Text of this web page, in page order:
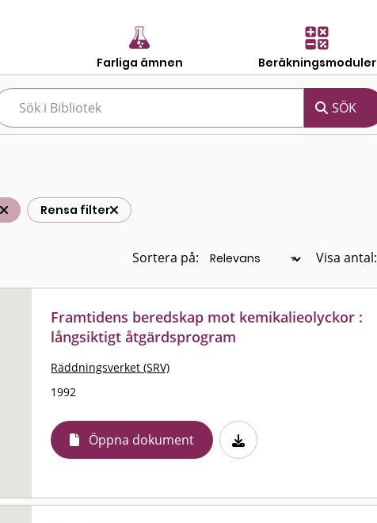
Farliga ämnen Beräkningsmoduler
Rensa filter
Sortera på: Visa antal:
Framtidens beredskap mot kemikalieolyckor :
långsiktigt åtgärdsprogram
Räddningsverket (SRV)
1992
Öppna dokument